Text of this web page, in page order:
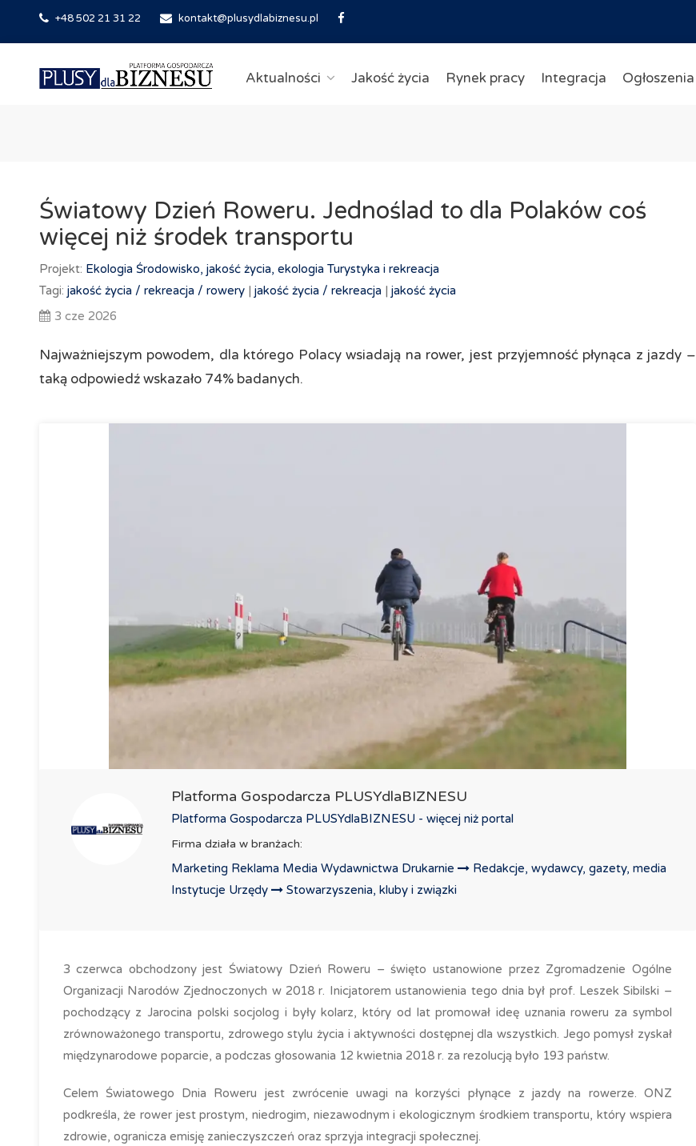
+48 502 21 31 22 kontakt@plusydlabiznesu.pl
Aktualności Jakość życia Rynek pracy Integracja Ogłoszenia
Światowy Dzień Roweru. Jednoślad to dla Polaków coś
więcej niż środek transportu
Projekt: Ekologia Środowisko, jakość życia, ekologia Turystyka i rekreacja
Tagi: jakość życia / rekreacja / rowery | jakość życia / rekreacja | jakość życia
3 cze 2026
Najważniejszym powodem, dla którego Polacy wsiadają na rower, jest przyjemność płynąca z jazdy –
taką odpowiedź wskazało 74% badanych.
Platforma Gospodarcza PLUSYdlaBIZNESU
Platforma Gospodarcza PLUSYdlaBIZNESU - więcej niż portal
Firma działa w branżach:
Marketing Reklama Media Wydawnictwa Drukarnie
Redakcje, wydawcy, gazety, media
Instytucje Urzędy
Stowarzyszenia, kluby i związki
3 czerwca obchodzony jest Światowy Dzień Roweru – święto ustanowione przez Zgromadzenie Ogólne
Organizacji Narodów Zjednoczonych w 2018 r. Inicjatorem ustanowienia tego dnia był prof. Leszek Sibilski –
pochodzący z Jarocina polski socjolog i były kolarz, który od lat promował ideę uznania roweru za symbol
zrównoważonego transportu, zdrowego stylu życia i aktywności dostępnej dla wszystkich. Jego pomysł zyskał
międzynarodowe poparcie, a podczas głosowania 12 kwietnia 2018 r. za rezolucją było 193 państw.
Celem Światowego Dnia Roweru jest zwrócenie uwagi na korzyści płynące z jazdy na rowerze. ONZ
podkreśla, że rower jest prostym, niedrogim, niezawodnym i ekologicznym środkiem transportu, który wspiera
zdrowie, ogranicza emisję zanieczyszczeń oraz sprzyja integracji społecznej.